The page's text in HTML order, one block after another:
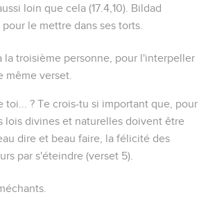
loin que cela (17.4,10). Bildad
le mettre dans ses torts.
la troisième personne, pour l'interpeller
même verset.
toi... ? Te crois-tu si important que, pour
lois divines et naturelles doivent être
dire et beau faire, la félicité des
par s'éteindre (verset 5).